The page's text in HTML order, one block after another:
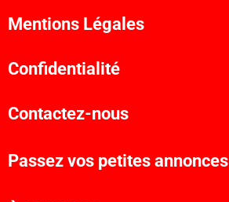
Mentions Légales
Confidentialité
Contactez-nous
Passez vos petites annonces